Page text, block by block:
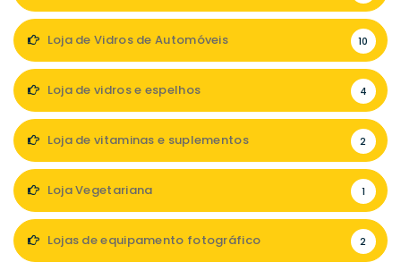
Loja de Vidros de Automóveis 10
Loja de vidros e espelhos 4
Loja de vitaminas e suplementos 2
Loja Vegetariana 1
Lojas de equipamento fotográfico 2